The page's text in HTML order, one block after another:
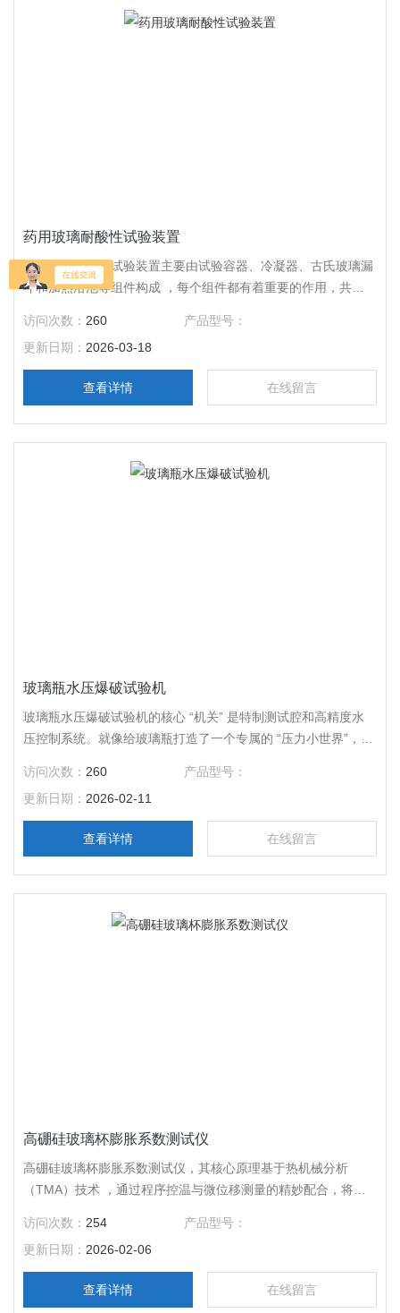
药用玻璃耐酸性试验装置
药用玻璃耐酸性试验装置主要由试验容器、冷凝器、古氏玻璃漏
斗和加热浴池等组件构成 ，每个组件都有着重要的作用，共同
访问次数： 260
产品型号：
更新日期： 2026-03-18
查看详情 在线留言
玻璃瓶水压爆破试验机
玻璃瓶水压爆破试验机的核心 “机关” 是特制测试腔和高精度水
压控制系统。就像给玻璃瓶打造了一个专属的 “压力小世界”，测
访问次数： 260
产品型号：
更新日期： 2026-02-11
查看详情 在线留言
高硼硅玻璃杯膨胀系数测试仪
高硼硅玻璃杯膨胀系数测试仪，其核心原理基于热机械分析
（TMA）技术 ，通过程序控温与微位移测量的精妙配合，将玻
系数（α）的神秘面纱。
访问次数： 254
产品型号：
更新日期： 2026-02-06
查看详情 在线留言